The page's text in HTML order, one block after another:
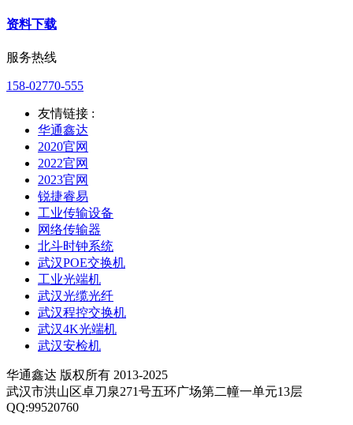
资料下载
服务热线
158-02770-555
友情链接 :
华通鑫达
2020官网
2022官网
2023官网
锐捷睿易
工业传输设备
网络传输器
北斗时钟系统
武汉POE交换机
工业光端机
武汉光缆光纤
武汉程控交换机
武汉4K光端机
武汉安检机
华通鑫达 版权所有 2013-2025
武汉市洪山区卓刀泉271号五环广场第二幢一单元13层
QQ:99520760